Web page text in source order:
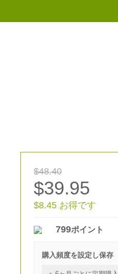
$48.40
$39.95
$8.45 お得です
799ポイント
購入頻度を設定し保存